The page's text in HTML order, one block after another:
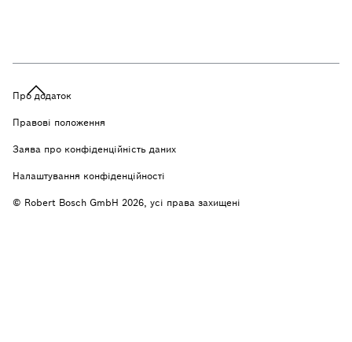
Про додаток
Правові положення
Заява про конфіденційність даних
Налаштування конфіденційності
© Robert Bosch GmbH 2026, усі права захищені